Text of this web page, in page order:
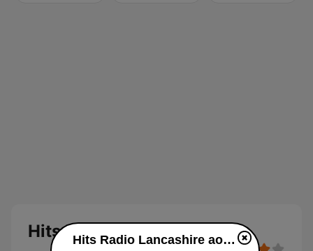
Hits Radio Lancashire Hits Radio Lancashire ao vivo